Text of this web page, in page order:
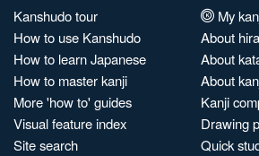
Kanshudo tour
How to use Kanshudo
How to learn Japanese
How to master kanji
More 'how to' guides
Visual feature index
Site search
My
About
About
About
Kanji
Drawing
Quick